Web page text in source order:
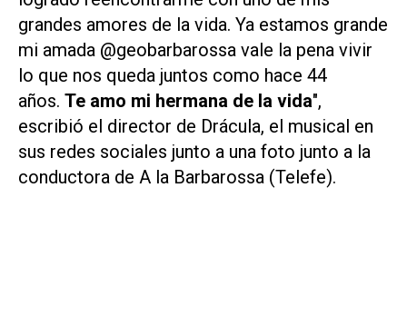
grandes amores de la vida. Ya estamos grande
mi amada @geobarbarossa vale la pena vivir
lo que nos queda juntos como hace 44
años. Te amo mi hermana de la vida",
escribió el director de Drácula, el musical en
sus redes sociales junto a una foto junto a la
conductora de A la Barbarossa (Telefe).